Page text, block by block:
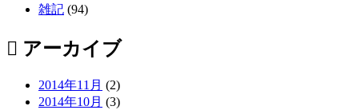
雑記 (94)
アーカイブ
2014年11月 (2)
2014年10月 (3)